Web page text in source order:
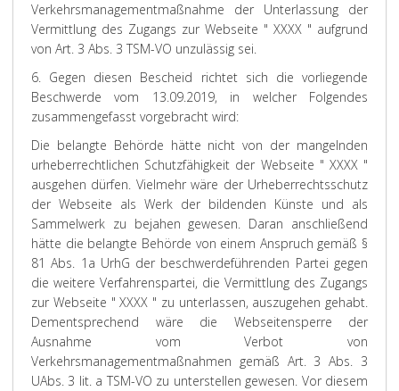
Verkehrsmanagementmaßnahme der Unterlassung der
Vermittlung des Zugangs zur Webseite " XXXX " aufgrund
von Art. 3 Abs. 3 TSM-VO unzulässig sei.
6. Gegen diesen Bescheid richtet sich die vorliegende
Beschwerde vom 13.09.2019, in welcher Folgendes
zusammengefasst vorgebracht wird:
Die belangte Behörde hätte nicht von der mangelnden
urheberrechtlichen Schutzfähigkeit der Webseite " XXXX "
ausgehen dürfen. Vielmehr wäre der Urheberrechtsschutz
der Webseite als Werk der bildenden Künste und als
Sammelwerk zu bejahen gewesen. Daran anschließend
hätte die belangte Behörde von einem Anspruch gemäß §
81 Abs. 1a UrhG der beschwerdeführenden Partei gegen
die weitere Verfahrenspartei, die Vermittlung des Zugangs
zur Webseite " XXXX " zu unterlassen, auszugehen gehabt.
Dementsprechend wäre die Webseitensperre der
Ausnahme vom Verbot von
Verkehrsmanagementmaßnahmen gemäß Art. 3 Abs. 3
UAbs. 3 lit. a TSM-VO zu unterstellen gewesen. Vor diesem